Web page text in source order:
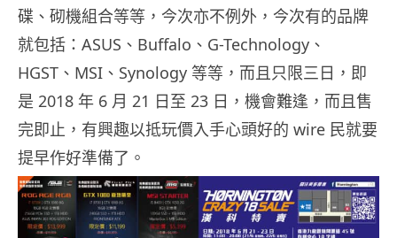
碟、砌機組合等等，今次亦不例外，今次有的品牌
就包括：ASUS、Buffalo、G-Technology、
HGST、MSI、Synology 等等，而且只限三日，即
是 2018 年 6 月 21 日至 23 日，機會難逢，而且售
完即止，有興趣以抵玩價入手心頭好的 wire 民就要
提早作好準備了。